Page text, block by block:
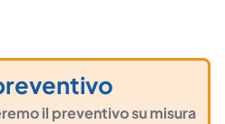
il preventivo su misura